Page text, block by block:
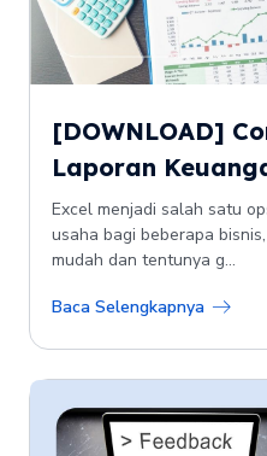
[DOWNLOAD]
Laporan
Excel menjadi salah satu
usaha bagi beberapa
mudah dan tentunya g...
Baca Selengkapnya